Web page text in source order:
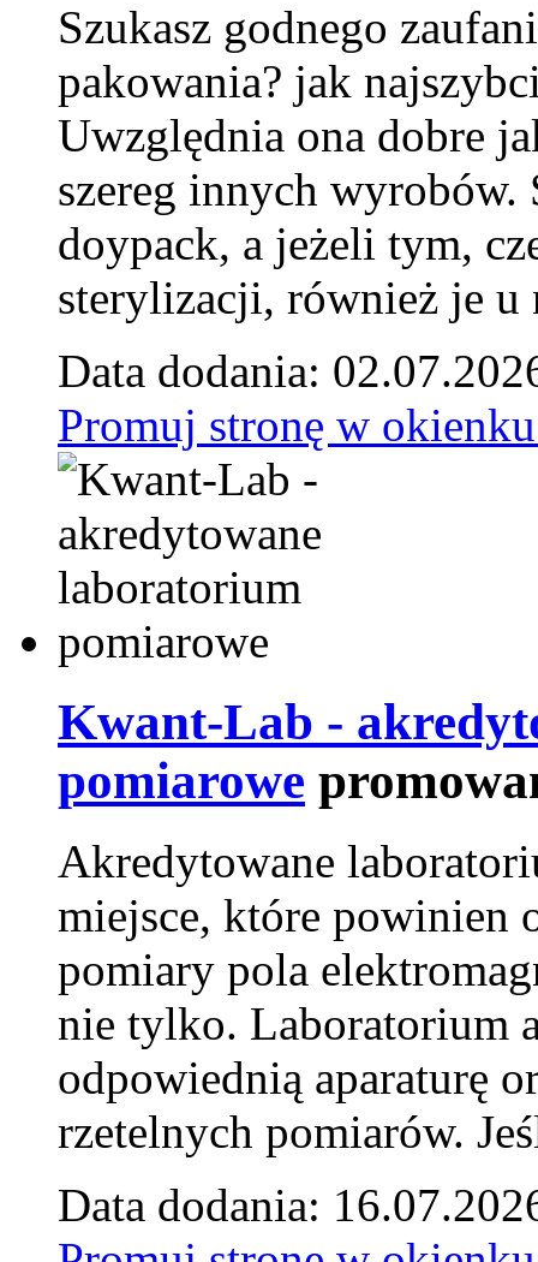
Szukasz godnego
pakowania? jak
Uwzględnia ona dobre
szereg innych
doypack, a jeżeli tym,
sterylizacji, również je u
Data dodania:
Promuj stronę w
Kwant-Lab -
pomiarowe
Akredytowane
miejsce, które powinien
pomiary pola
nie tylko. Laboratorium
odpowiednią aparaturę
rzetelnych pomiarów.
Data dodania: